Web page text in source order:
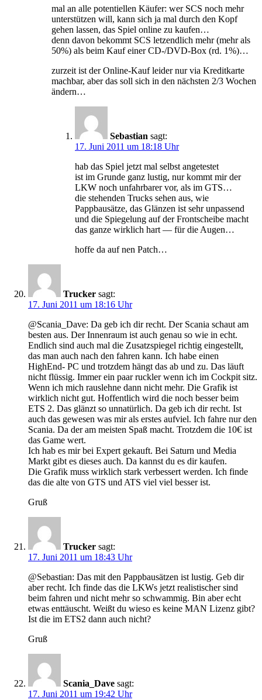
mal an alle potentiellen Käufer: wer SCS noch mehr
unterstützen will, kann sich ja mal durch den Kopf
gehen lassen, das Spiel online zu kaufen…
denn davon bekommt SCS letzendlich mehr (mehr als
50%) als beim Kauf einer CD-/DVD-Box (rd. 1%)…
zurzeit ist der Online-Kauf leider nur via Kreditkarte
machbar, aber das soll sich in den nächsten 2/3 Wochen
ändern…
Sebastian sagt:
17. Juni 2011 um 18:18 Uhr
hab das Spiel jetzt mal selbst angetestet
ist im Grunde ganz lustig, nur kommt mir der
LKW noch unfahrbarer vor, als im GTS…
die stehenden Trucks sehen aus, wie
Pappbausätze, das Glänzen ist sehr unpassend
und die Spiegelung auf der Frontscheibe macht
das ganze wirklich hart — für die Augen…
hoffe da auf nen Patch…
Trucker sagt:
17. Juni 2011 um 18:16 Uhr
@Scania_Dave: Da geb ich dir recht. Der Scania schaut am
besten aus. Der Innenraum ist auch genau so wie in echt.
Endlich sind auch mal die Zusatzspiegel richtig eingestellt,
das man auch nach den fahren kann. Ich habe einen
HighEnd- PC und trotzdem hängt das ab und zu. Das läuft
nicht flüssig. Immer ein paar ruckler wenn ich im Cockpit sitz.
Wenn ich mich rauslehne dann nicht mehr. Die Grafik ist
wirklich nicht gut. Hoffentlich wird die noch besser beim
ETS 2. Das glänzt so unnatürlich. Da geb ich dir recht. Ist
auch das gewesen was mir als erstes aufviel. Ich fahre nur den
Scania. Da der am meisten Spaß macht. Trotzdem die 10€ ist
das Game wert.
Ich hab es mir bei Expert gekauft. Bei Saturn und Media
Markt gibt es dieses auch. Da kannst du es dir kaufen.
Die Grafik muss wirklich stark verbessert werden. Ich finde
das die alte von GTS und ATS viel viel besser ist.
Gruß
Trucker sagt:
17. Juni 2011 um 18:43 Uhr
@Sebastian: Das mit den Pappbausätzen ist lustig. Geb dir
aber recht. Ich finde das die LKWs jetzt realistischer sind
beim fahren und nicht mehr so schwammig. Bin aber echt
etwas enttäuscht. Weißt du wieso es keine MAN Lizenz gibt?
Ist die im ETS2 dann auch nicht?
Gruß
Scania_Dave sagt:
17. Juni 2011 um 19:42 Uhr